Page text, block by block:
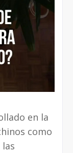
en la
como